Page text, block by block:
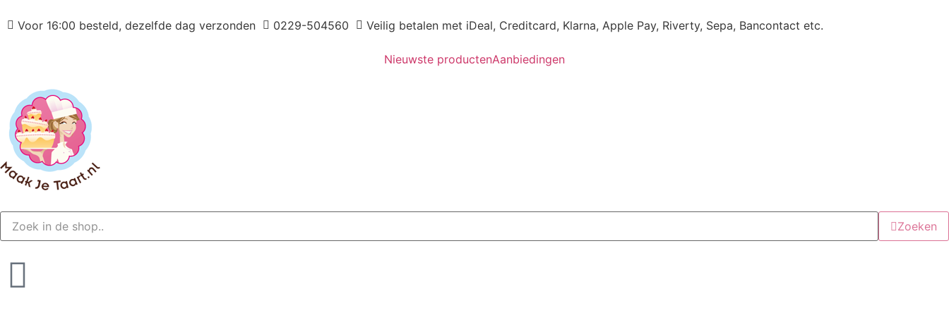
Voor 16:00 besteld, dezelfde dag verzonden 0229-504560 Veilig betalen met iDeal, Creditcard, Klarna, Apple Pay, Riverty, Sepa, Bancontact etc.
Nieuwste productenAanbiedingen
Zoeken